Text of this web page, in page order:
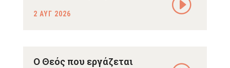
2 ΑΥΓ 2026
Ο Θεός που εργάζεται